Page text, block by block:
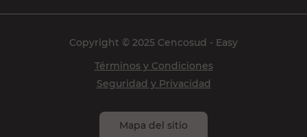
Copyright © 2025 Cencosud - Easy
Términos y Condiciones
Seguridad y Privacidad
Mapa del sitio